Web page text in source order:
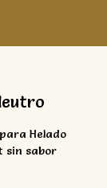
Helado
sin sabor